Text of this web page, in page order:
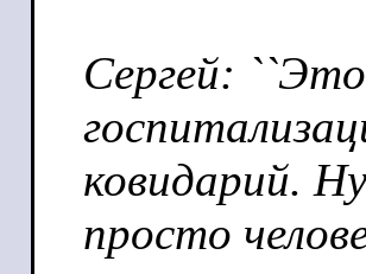
Сергей:
ковидарий.
просто